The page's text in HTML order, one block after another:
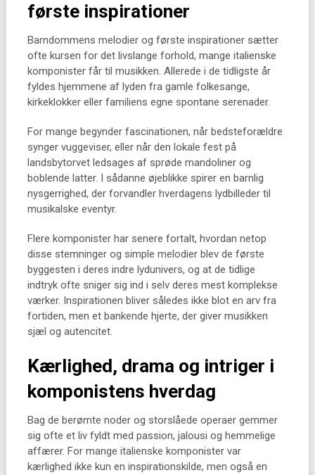
første inspirationer
Barndommens melodier og første inspirationer sætter
ofte kursen for det livslange forhold, mange italienske
komponister får til musikken. Allerede i de tidligste år
fyldes hjemmene af lyden fra gamle folkesange,
kirkeklokker eller familiens egne spontane serenader.
For mange begynder fascinationen, når bedsteforældre
synger vuggeviser, eller når den lokale fest på
landsbytorvet ledsages af sprøde mandoliner og
boblende latter. I sådanne øjeblikke spirer en barnlig
nysgerrighed, der forvandler hverdagens lydbilleder til
musikalske eventyr.
Flere komponister har senere fortalt, hvordan netop
disse stemninger og simple melodier blev de første
byggesten i deres indre lydunivers, og at de tidlige
indtryk ofte sniger sig ind i selv deres mest komplekse
værker. Inspirationen bliver således ikke blot en arv fra
fortiden, men et bankende hjerte, der giver musikken
sjæl og autencitet.
Kærlighed, drama og intriger i
komponistens hverdag
Bag de berømte noder og storslåede operaer gemmer
sig ofte et liv fyldt med passion, jalousi og hemmelige
affærer. For mange italienske komponister var
kærlighed ikke kun en inspirationskilde, men også en